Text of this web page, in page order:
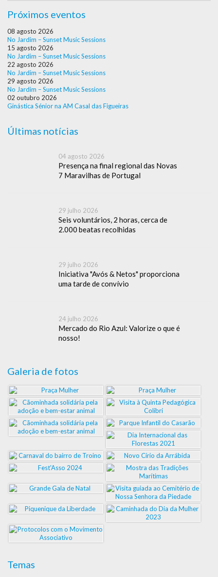
Próximos eventos
08 agosto 2026
No Jardim – Sunset Music Sessions
15 agosto 2026
No Jardim – Sunset Music Sessions
22 agosto 2026
No Jardim – Sunset Music Sessions
29 agosto 2026
No Jardim – Sunset Music Sessions
02 outubro 2026
Ginástica Sénior na AM Casal das Figueiras
Últimas notícias
04 agosto 2026
Presença na final regional das Novas
7 Maravilhas de Portugal
29 julho 2026
Seis voluntários, 2 horas, cerca de
2.000 beatas recolhidas
29 julho 2026
Iniciativa "Avós & Netos" proporciona
uma tarde de convívio
24 julho 2026
Mercado do Rio Azul: Valorize o que é
nosso!
Galeria de fotos
Temas